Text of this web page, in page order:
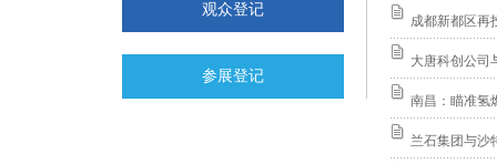
观众登记
参展登记
成都新都区再
大唐科创公司
南昌：瞄准氢
兰石集团与沙